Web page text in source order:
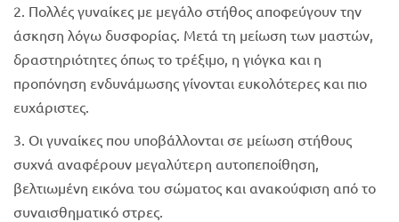
2. Πολλές γυναίκες με μεγάλο στήθος αποφεύγουν την
άσκηση λόγω δυσφορίας. Μετά τη μείωση των μαστών,
δραστηριότητες όπως το τρέξιμο, η γιόγκα και η
προπόνηση ενδυνάμωσης γίνονται ευκολότερες και πιο
ευχάριστες.
3. Οι γυναίκες που υποβάλλονται σε μείωση στήθους
συχνά αναφέρουν μεγαλύτερη αυτοπεποίθηση,
βελτιωμένη εικόνα του σώματος και ανακούφιση από το
συναισθηματικό στρες.